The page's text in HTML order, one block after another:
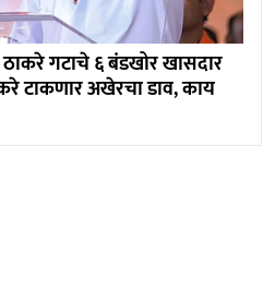
गटाचे ६ बंडखोर खासदार
टाकणार अखेरचा डाव, काय